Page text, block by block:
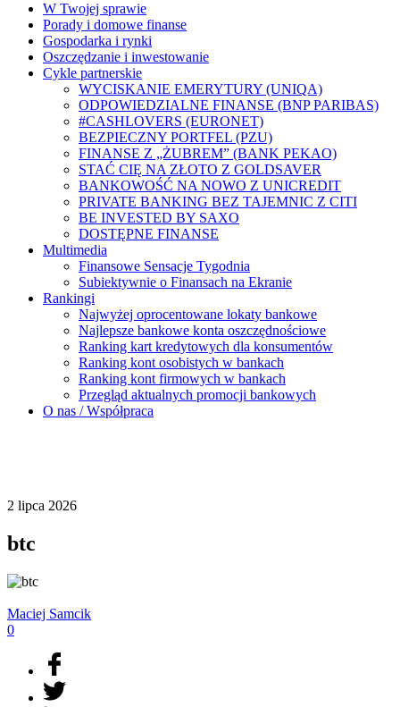
W Twojej sprawie
Porady i domowe finanse
Gospodarka i rynki
Oszczędzanie i inwestowanie
Cykle partnerskie
WYCISKANIE EMERYTURY (UNIQA)
ODPOWIEDZIALNE FINANSE (BNP PARIBAS)
#CASHLOVERS (EURONET)
BEZPIECZNY PORTFEL (PZU)
FINANSE Z „ŻUBREM” (BANK PEKAO)
STAĆ CIĘ NA ZŁOTO Z GOLDSAVER
BANKOWOŚĆ NA NOWO Z UNICREDIT
PRIVATE BANKING BEZ TAJEMNIC Z CITI
BE INVESTED BY SAXO
DOSTĘPNE FINANSE
Multimedia
Finansowe Sensacje Tygodnia
Subiektywnie o Finansach na Ekranie
Rankingi
Najwyżej oprocentowane lokaty bankowe
Najlepsze bankowe konta oszczędnościowe
Ranking kart kredytowych dla konsumentów
Ranking kont osobistych w bankach
Ranking kont firmowych w bankach
Przegląd aktualnych promocji bankowych
O nas / Współpraca
2 lipca 2026
btc
Maciej Samcik
0